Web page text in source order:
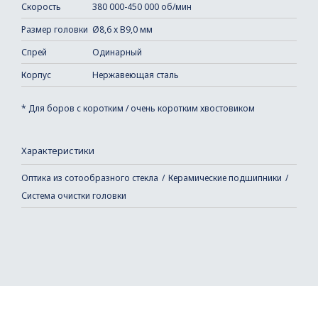
Скорость
380 000-450 000 об/мин
Размер головки Ø8,6 x В9,0 мм
Спрей
Одинарный
Корпус
Нержавеющая сталь
* Для боров с коротким / очень коротким хвостовиком
Характеристики
Оптика из сотообразного стекла
Керамические подшипники
Система очистки головки